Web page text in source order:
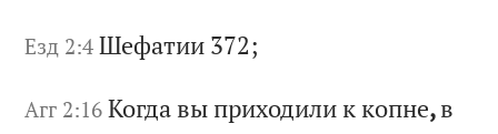
Езд 2:4 Шефатии 372;
Агг 2:16 Когда вы приходили к копне,в